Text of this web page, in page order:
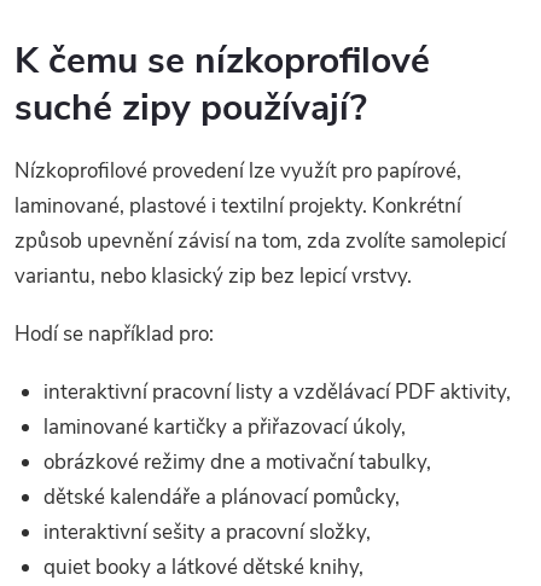
K čemu se nízkoprofilové
suché zipy používají?
Nízkoprofilové provedení lze využít pro papírové,
laminované, plastové i textilní projekty. Konkrétní
způsob upevnění závisí na tom, zda zvolíte samolepicí
variantu, nebo klasický zip bez lepicí vrstvy.
Hodí se například pro:
interaktivní pracovní listy a vzdělávací PDF aktivity,
laminované kartičky a přiřazovací úkoly,
obrázkové režimy dne a motivační tabulky,
dětské kalendáře a plánovací pomůcky,
interaktivní sešity a pracovní složky,
quiet booky a látkové dětské knihy,